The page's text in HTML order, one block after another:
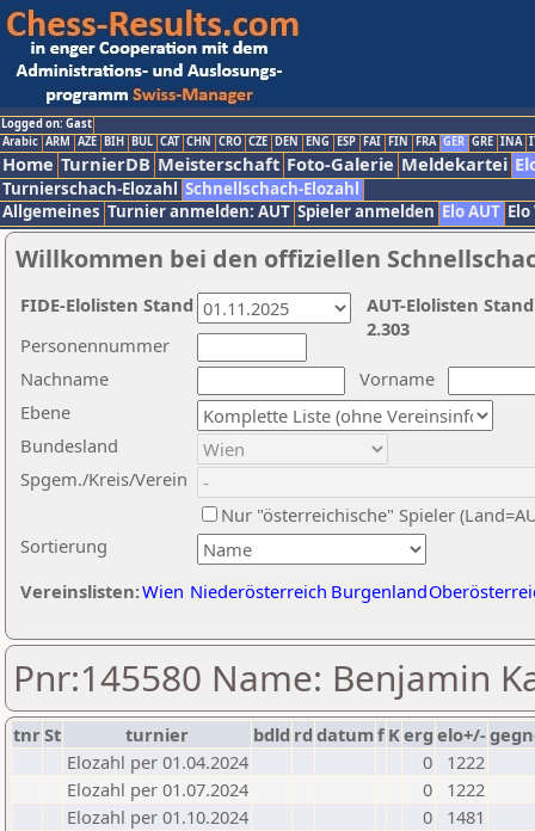
Logged on: Gast
Arabic ARM AZE BIH BUL CAT CHN CRO CZE DEN ENG ESP FAI FIN FRA GER GRE INA
Home TurnierDB Meisterschaft Foto-Galerie Meldekartei
Turnierschach-Elozahl Schnellschach-Elozahl
Allgemeines Turnier anmelden: AUT Spieler anmelden Elo AUT
Willkommen bei den offiziellen
Nachname
Vorname
Ebene
Sortierung
Personennummer
Bundesland
Spgem./Kreis/Verein
Nur "österreichische" Spieler
Vereinslisten:Wien Niederösterreich Burgenland
AUT-Elolisten
2.303
FIDE-Elolisten Stand
Pnr:145580 Name: Benjamin
tnrSt turnier bdld rd datumf Kerg elo+/-
Elozahl per 01.04.2024
0
1222
Elozahl per 01.07.2024
0
1222
Elozahl per 01.10.2024
0
1481